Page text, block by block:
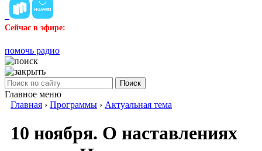
Сейчас в эфире:
помочь радио
Поиск
Главное меню
Главная › Программы › Актуальная тема
10 ноября. О наставлениях